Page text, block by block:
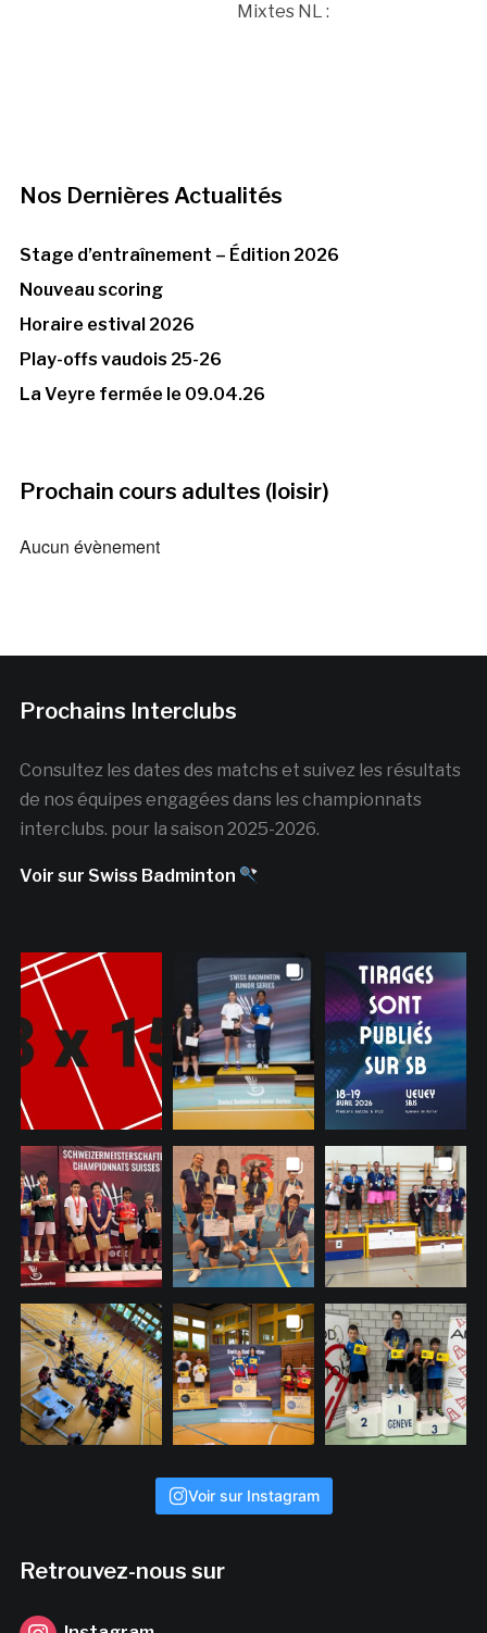
Mixtes NL :
Nos Dernières Actualités
Stage d’entraînement – Édition 2026
Nouveau scoring
Horaire estival 2026
Play-offs vaudois 25-26
La Veyre fermée le 09.04.26
Prochain cours adultes (loisir)
Aucun évènement
Prochains Interclubs
Consultez les dates des matchs et suivez les résultats
de nos équipes engagées dans les championnats
interclubs. pour la saison 2025-2026.
Voir sur Swiss Badminton
Voir sur Instagram
Retrouvez-nous sur